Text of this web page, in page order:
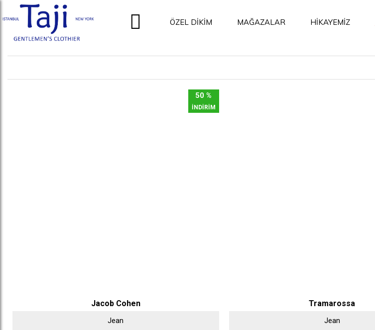
ÖZEL DİKİM MAĞAZALAR HİKAYEMİZ
İNDİRİM
50 %
Jacob Cohen
Jean
Tramarossa
Jean